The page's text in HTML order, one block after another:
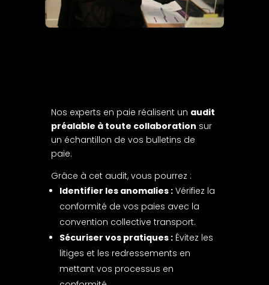
Nos experts en paie réalisent un audit
préalable à toute collaboration sur
un échantillon de vos bulletins de
paie.
Grâce à cet audit, vous pourrez :
Identifier les anomalies :Vérifiez la
conformité de vos paies avec la
convention collective transport.
Sécuriser vos pratiques :Évitez les
litiges et les redressements en
mettant vos processus en